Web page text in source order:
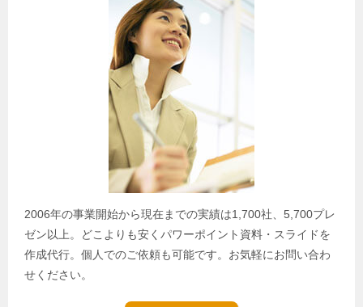
2006年の事業開始から現在までの実績は1,700社、5,700プレ
ゼン以上。どこよりも安くパワーポイント資料・スライドを
作成代行。個人でのご依頼も可能です。お気軽にお問い合わ
せください。